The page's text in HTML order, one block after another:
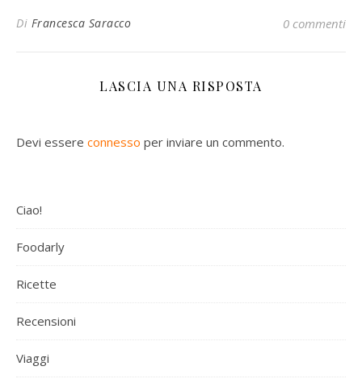
Di Francesca Saracco 0 commenti
LASCIA UNA RISPOSTA
Devi essere connesso per inviare un commento.
Ciao!
Foodarly
Ricette
Recensioni
Viaggi